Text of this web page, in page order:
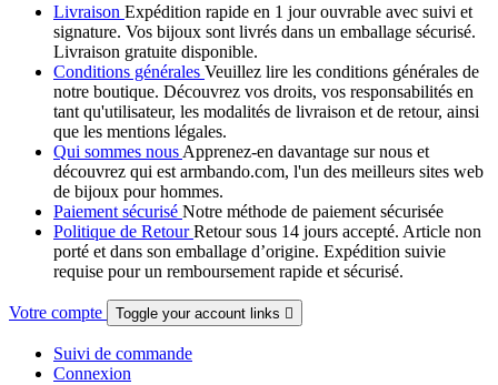
Livraison Expédition rapide en 1 jour ouvrable avec suivi et
signature. Vos bijoux sont livrés dans un emballage sécurisé.
Livraison gratuite disponible.
Conditions générales Veuillez lire les conditions générales de
notre boutique. Découvrez vos droits, vos responsabilités en
tant qu'utilisateur, les modalités de livraison et de retour, ainsi
que les mentions légales.
Qui sommes nous Apprenez-en davantage sur nous et
découvrez qui est armbando.com, l'un des meilleurs sites web
de bijoux pour hommes.
Paiement sécurisé Notre méthode de paiement sécurisée
Politique de RetourRetour sous 14 jours accepté. Article non
porté et dans son emballage d’origine. Expédition suivie
requise pour un remboursement rapide et sécurisé.
Votre compte Toggle your account links 
Suivi de commande
Connexion